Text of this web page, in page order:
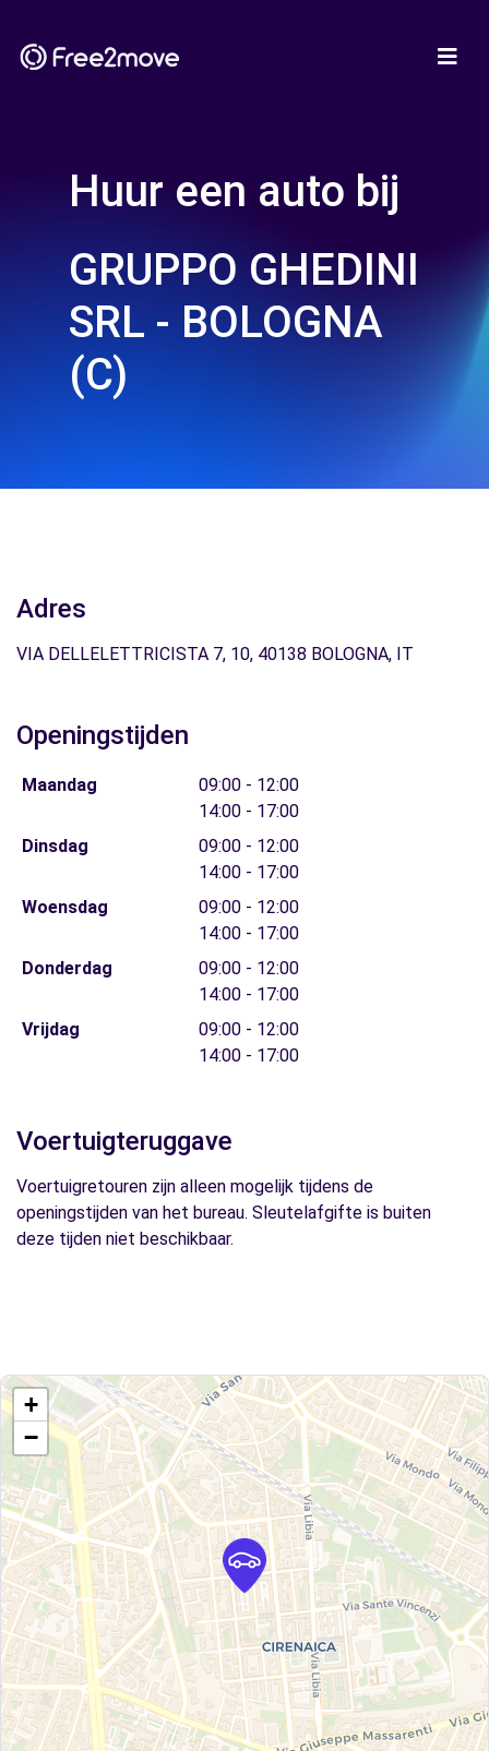
Huur een auto bij
GRUPPO GHEDINI
SRL - BOLOGNA
(C)
Adres
VIA DELLELETTRICISTA 7, 10, 40138 BOLOGNA, IT
Openingstijden
Maandag
09:00 - 12:00
14:00 - 17:00
Dinsdag
09:00 - 12:00
14:00 - 17:00
Woensdag
09:00 - 12:00
14:00 - 17:00
Donderdag
09:00 - 12:00
14:00 - 17:00
Vrijdag
09:00 - 12:00
14:00 - 17:00
Voertuigteruggave
Voertuigretouren zijn alleen mogelijk tijdens de
openingstijden van het bureau. Sleutelafgifte is buiten
deze tijden niet beschikbaar.
+
−